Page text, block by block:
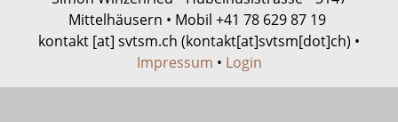
Mittelhäusern • Mobil +41 78 629 87 19
kontakt [at] svtsm.ch (kontakt[at]svtsm[dot]ch) •
Impressum • Login